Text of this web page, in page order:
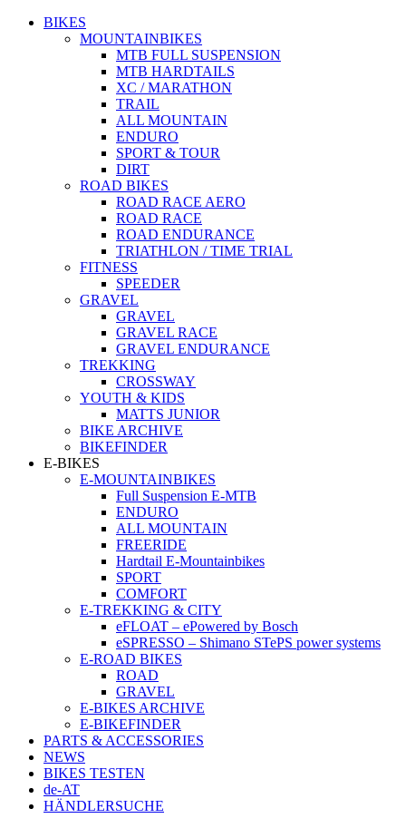
BIKES
MOUNTAINBIKES
MTB FULL SUSPENSION
MTB HARDTAILS
XC / MARATHON
TRAIL
ALL MOUNTAIN
ENDURO
SPORT & TOUR
DIRT
ROAD BIKES
ROAD RACE AERO
ROAD RACE
ROAD ENDURANCE
TRIATHLON / TIME TRIAL
FITNESS
SPEEDER
GRAVEL
GRAVEL
GRAVEL RACE
GRAVEL ENDURANCE
TREKKING
CROSSWAY
YOUTH & KIDS
MATTS JUNIOR
BIKE ARCHIVE
BIKEFINDER
E-BIKES
E-MOUNTAINBIKES
Full Suspension E-MTB
ENDURO
ALL MOUNTAIN
FREERIDE
Hardtail E-Mountainbikes
SPORT
COMFORT
E-TREKKING & CITY
eFLOAT – ePowered by Bosch
eSPRESSO – Shimano STePS power systems
E-ROAD BIKES
ROAD
GRAVEL
E-BIKES ARCHIVE
E-BIKEFINDER
PARTS & ACCESSORIES
NEWS
BIKES TESTEN
de-AT
HÄNDLERSUCHE